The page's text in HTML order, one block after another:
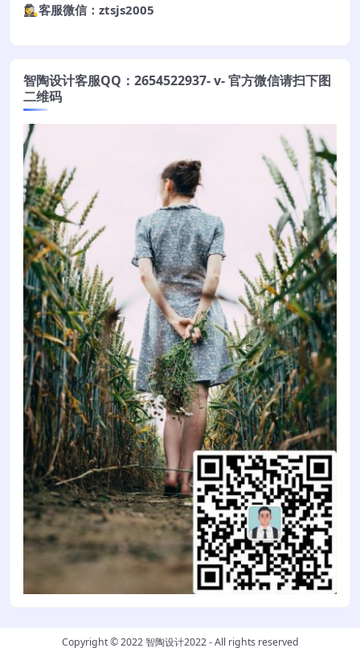
🕵️‍♀️客服微信：ztsjs2005
智陶设计客服QQ：2654522937- v- 官方微信请扫下图
二维码
Copyright © 2022智陶设计2022- All rights reserved